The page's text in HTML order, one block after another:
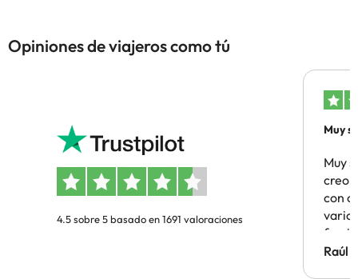
Opiniones de viajeros como tú
4.5 sobre 5 basado en 1691 valoraciones
Muy
Muy
creo
con
Hotel
Raúl